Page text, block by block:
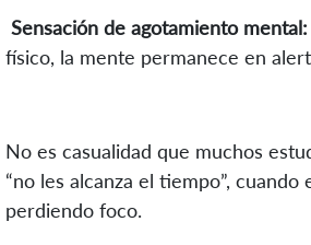
Sensación de agotamiento mental:
físico, la mente permanece en
No es casualidad que muchos
“no les alcanza el tiempo”, cuando
perdiendo foco.